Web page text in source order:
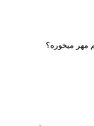
مهر میخوره؟